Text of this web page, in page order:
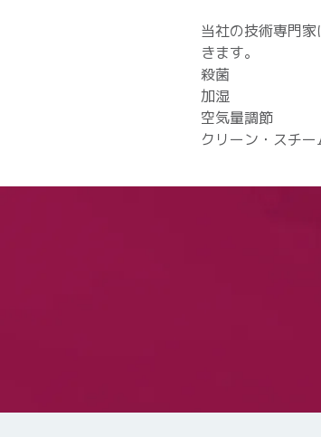
当社の技術専門
きます。
殺菌
加湿
空気量調節
クリーン・スチー